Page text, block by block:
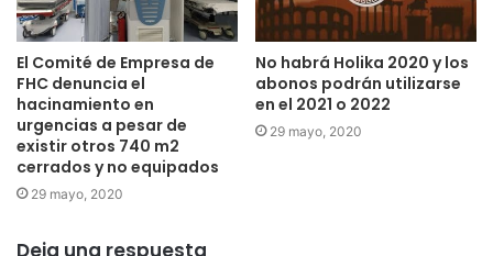
El Comité de Empresa de
FHC denuncia el
hacinamiento en
urgencias a pesar de
existir otros 740 m2
cerrados y no equipados
29 mayo, 2020
No habrá Holika 2020 y los
abonos podrán utilizarse
en el 2021 o 2022
29 mayo, 2020
Deja una respuesta